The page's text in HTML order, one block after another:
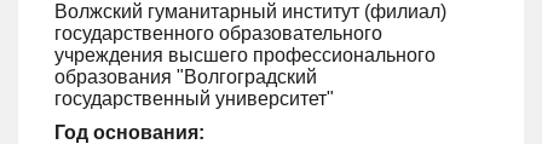
Волжский гуманитарный институт (филиал)
государственного образовательного
учреждения высшего профессионального
образования "Волгоградский
государственный университет"
Год основания: